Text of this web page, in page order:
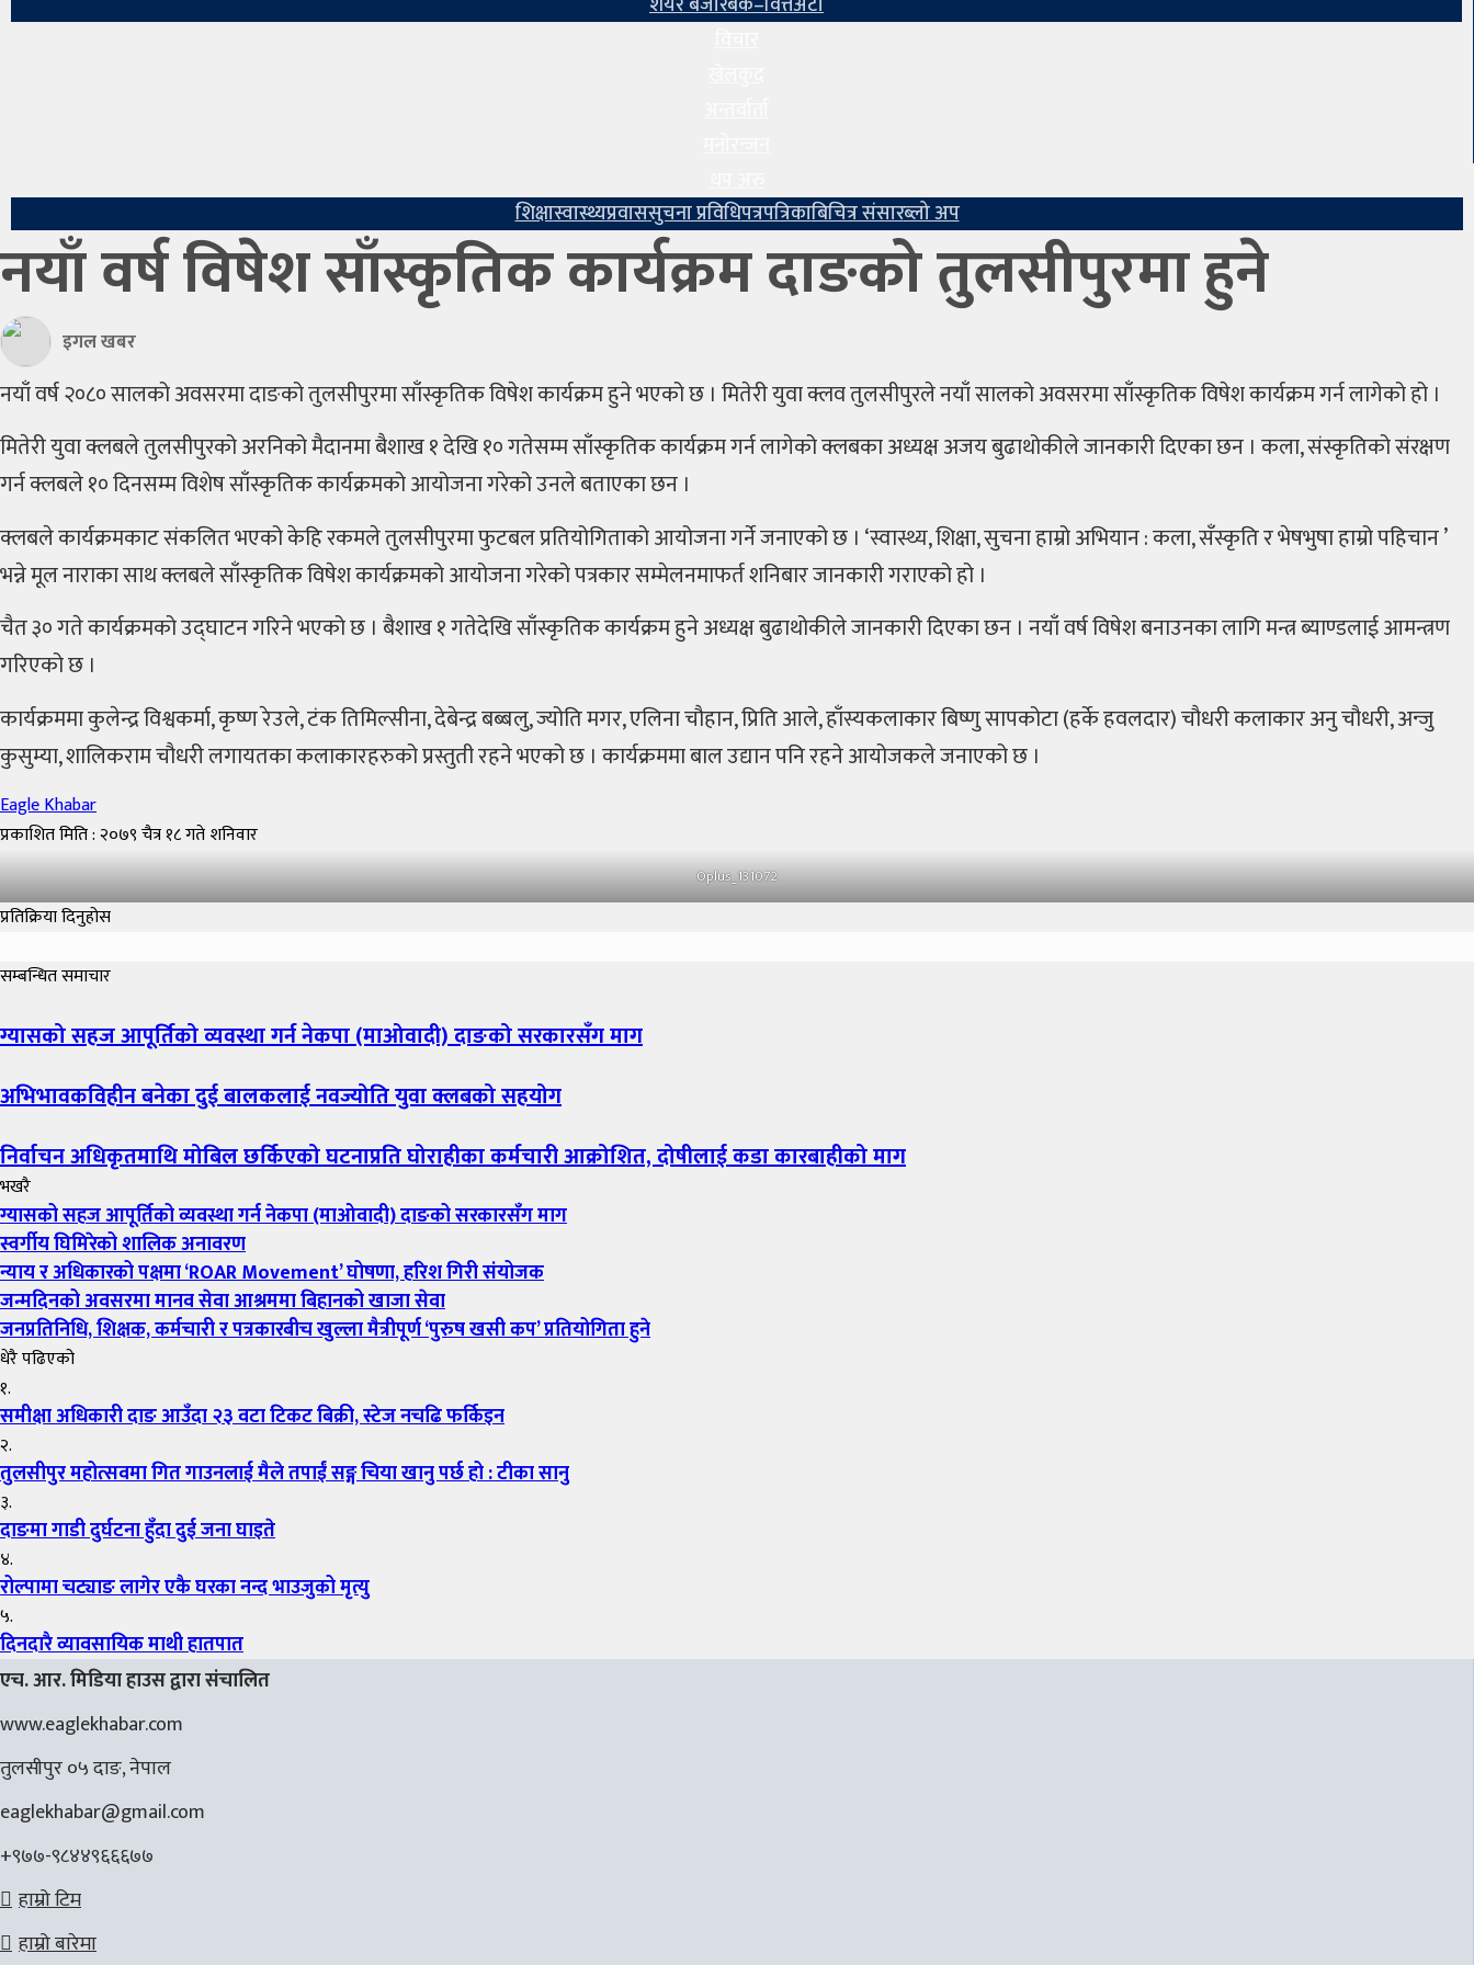
शिक्षास्वास्थ्यप्रवाससुचना प्रविधिपत्रपत्रिकाबिचित्र संसारब्लो अप
थप
अरु
शिक्षा
प्रवास
सुचना
प्रविधि
पत्रपत्रिका
बिचित्र
संसार
ब्लो
अप
नयाँ वर्ष विषेश साँस्कृतिक कार्यक्रम दाङको तुलसीपुरमा हुने
इगल खबर
नयाँ वर्ष २०८० सालको अवसरमा दाङको तुलसीपुरमा साँस्कृतिक विषेश कार्यक्रम हुने भएको छ । मितेरी युवा क्लव तुलसीपुरले नयाँ सालको अवसरमा साँस्कृतिक विषेश कार्यक्रम गर्न लागेको हो ।
मितेरी युवा क्लबले तुलसीपुरको अरनिको मैदानमा बैशाख १ देखि १० गतेसम्म साँस्कृतिक कार्यक्रम गर्न लागेको क्लबका अध्यक्ष अजय बुढाथोकीले जानकारी दिएका छन । कला, संस्कृतिको संरक्षण
गर्न क्लबले १० दिनसम्म विशेष साँस्कृतिक कार्यक्रमको आयोजना गरेको उनले बताएका छन ।
क्लबले कार्यक्रमकाट संकलित भएको केहि रकमले तुलसीपुरमा फुटबल प्रतियोगिताको आयोजना गर्ने जनाएको छ । ‘स्वास्थ्य, शिक्षा, सुचना हाम्रो अभियान : कला, सँस्कृति र भेषभुषा हाम्रो पहिचान ’
भन्ने मूल नाराका साथ क्लबले साँस्कृतिक विषेश कार्यक्रमको आयोजना गरेको पत्रकार सम्मेलनमाफर्त शनिबार जानकारी गराएको हो ।
चैत ३० गते कार्यक्रमको उद्घाटन गरिने भएको छ । बैशाख १ गतेदेखि साँस्कृतिक कार्यक्रम हुने अध्यक्ष बुढाथोकीले जानकारी दिएका छन । नयाँ वर्ष विषेश बनाउनका लागि मन्त्र ब्याण्डलाई आमन्त्रण
गरिएको छ ।
कार्यक्रममा कुलेन्द्र विश्वकर्मा, कृष्ण रेउले, टंक तिमिल्सीना, देबेन्द्र बब्बलु, ज्योति मगर, एलिना चौहान, प्रिति आले, हाँस्यकलाकार बिष्णु सापकोटा (हर्के हवलदार) चौधरी कलाकार अनु चौधरी, अन्जु
कुसुम्या, शालिकराम चौधरी लगायतका कलाकारहरुको प्रस्तुती रहने भएको छ । कार्यक्रममा बाल उद्यान पनि रहने आयोजकले जनाएको छ ।
Eagle Khabar
प्रकाशित मिति : २०७९ चैत्र १८ गते शनिवार
Oplus_131072
प्रतिक्रिया दिनुहोस
सम्बन्धित समाचार
ग्यासको सहज आपूर्तिको व्यवस्था गर्न नेकपा (माओवादी) दाङको सरकारसँग माग
अभिभावकविहीन बनेका दुई बालकलाई नवज्योति युवा क्लबको सहयोग
निर्वाचन अधिकृतमाथि मोबिल छर्किएको घटनाप्रति घोराहीका कर्मचारी आक्रोशित, दोषीलाई कडा कारबाहीको माग
भखरै
ग्यासको सहज आपूर्तिको व्यवस्था गर्न नेकपा (माओवादी) दाङको सरकारसँग माग
स्वर्गीय घिमिरेको शालिक अनावरण
न्याय र अधिकारको पक्षमा ‘ROAR Movement’ घोषणा, हरिश गिरी संयोजक
जन्मदिनको अवसरमा मानव सेवा आश्रममा बिहानको खाजा सेवा
जनप्रतिनिधि, शिक्षक, कर्मचारी र पत्रकारबीच खुल्ला मैत्रीपूर्ण ‘पुरुष खसी कप’ प्रतियोगिता हुने
धेरै पढिएको
१.
समीक्षा अधिकारी दाङ आउँदा २३ वटा टिकट बिक्री, स्टेज नचढि फर्किइन
२.
तुलसीपुर महोत्सवमा गित गाउनलाई मैले तपाईं सङ्ग चिया खानु पर्छ हो : टीका सानु
३.
दाङमा गाडी दुर्घटना हुँदा दुई जना घाइते
४.
रोल्पामा चट्याङ लागेर एकै घरका नन्द भाउजुको मृत्यु
५.
दिनदारै व्यावसायिक माथी हातपात
एच. आर. मिडिया हाउस द्वारा संचालित
www.eaglekhabar.com
तुलसीपुर ०५ दाङ, नेपाल
eaglekhabar@gmail.com
+९७७-९८४४९६६६७७
हाम्रो टिम
हाम्रो बारेमा